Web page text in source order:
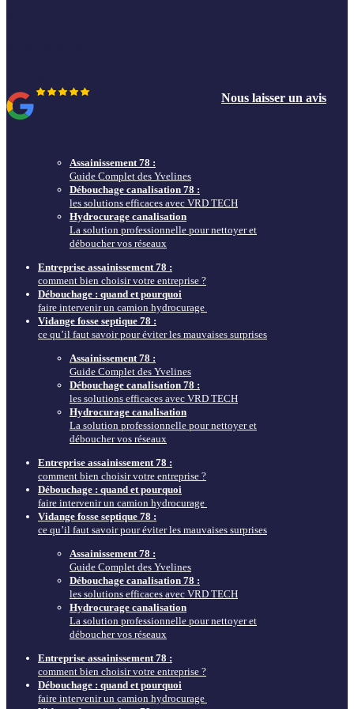
Nous laisser un avis
Assainissement 78 :
Guide Complet des Yvelines
Débouchage canalisation 78 :
les solutions efficaces avec VRD TECH
Hydrocurage canalisation
La solution professionnelle pour nettoyer et
déboucher vos réseaux
Entreprise assainissement 78 :
comment bien choisir votre entreprise ?
Débouchage : quand et pourquoi
faire intervenir un camion hydrocurage
Vidange fosse septique 78 :
ce qu’il faut savoir pour éviter les mauvaises surprises
Assainissement 78 :
Guide Complet des Yvelines
Débouchage canalisation 78 :
les solutions efficaces avec VRD TECH
Hydrocurage canalisation
La solution professionnelle pour nettoyer et
déboucher vos réseaux
Entreprise assainissement 78 :
comment bien choisir votre entreprise ?
Débouchage : quand et pourquoi
faire intervenir un camion hydrocurage
Vidange fosse septique 78 :
ce qu’il faut savoir pour éviter les mauvaises surprises
Assainissement 78 :
Guide Complet des Yvelines
Débouchage canalisation 78 :
les solutions efficaces avec VRD TECH
Hydrocurage canalisation
La solution professionnelle pour nettoyer et
déboucher vos réseaux
Entreprise assainissement 78 :
comment bien choisir votre entreprise ?
Débouchage : quand et pourquoi
faire intervenir un camion hydrocurage